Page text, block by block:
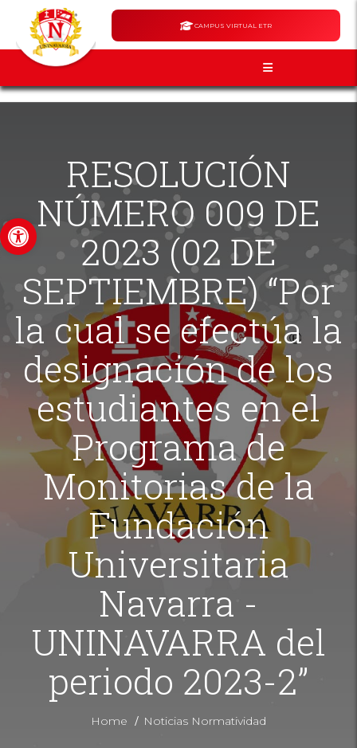
Abrir barra de herramientas
CAMPUS VIRTUAL ETR
RESOLUCIÓN
NÚMERO 009 DE
2023 (02 DE
SEPTIEMBRE) “Por
la cual se efectúa la
designación de los
estudiantes en el
Programa de
Monitorias de la
Fundación
Universitaria
Navarra -
UNINAVARRA del
periodo 2023-2”
Home / Noticias Normatividad